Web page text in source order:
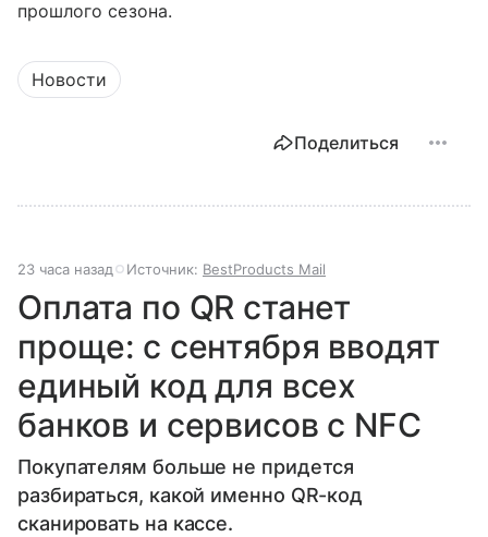
прошлого сезона.
Новости
Поделиться
23 часа назад Источник: BestProducts Mail
Оплата по QR станет
проще: с сентября вводят
единый код для всех
банков и сервисов с NFC
Покупателям больше не придется
разбираться, какой именно QR-код
сканировать на кассе.